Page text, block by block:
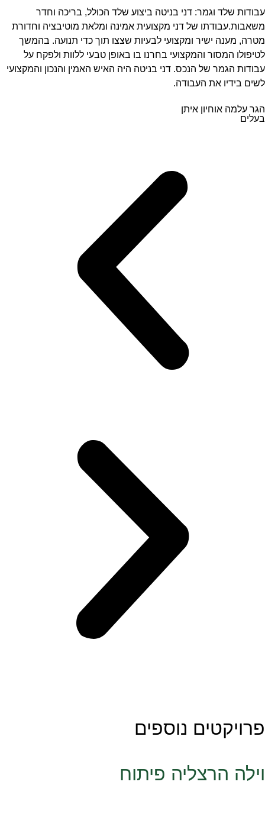
עבודות שלד וגמר: דני בניטה ביצוע שלד הכולל, בריכה וחדר
משאבות.עבודתו של דני מקצועית אמינה ומלאת מוטיבציה וחדורת
מטרה, מענה ישיר ומקצועי לבעיות שצצו תוך כדי תנועה. בהמשך
לטיפולו המסור והמקצועי בחרנו בו באופן טבעי ללוות ולפקח על
עבודות הגמר של הנכס. דני בניטה היה האיש האמין והנכון והמקצועי
לשים בידיו את העבודה.
הגר עלמה אוחיון איתן
בעלים
פרויקטים נוספים
וילה הרצליה פיתוח